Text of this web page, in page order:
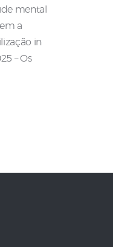
mental
a
in
– Os